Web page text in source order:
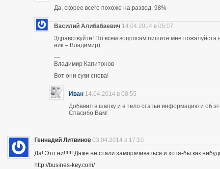
Да, скорее всего похоже на развод, 98%
Василий Алибабаевич 14.04.2014 в 05:07
Здравствуйте! По всем вопросам пишите мне
ник – Владимир)
—
Владимир Капитонов
Вот они суки снова!
Иван 14.04.2014 в 08:55
Добавил в шапку и в тело статьи информацию и об
Спасибо Вам!
Геннадий Литвинов 03.04.2014 в 17:10
Да! Это ни!!!!!! Даже не стали заморачиваться и хотя-бы как
http://busines-key.com/